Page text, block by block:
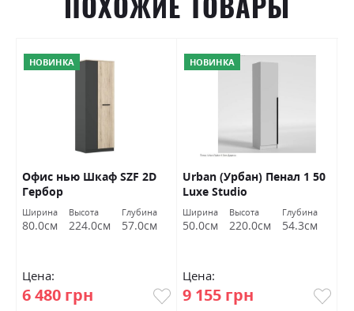
НОВИНКА
Офис нью Шкаф SZF 2D
Гербор
Ширина
80.0см
Высота
224.0см
Глубина
57.0см
Цена:
6 480 грн
НОВИНКА
Urban (Урбан) Пенал 1 50
Luxe Studio
Ширина
50.0см
Высота
220.0см
Глубина
54.3см
Цена:
9 155 грн